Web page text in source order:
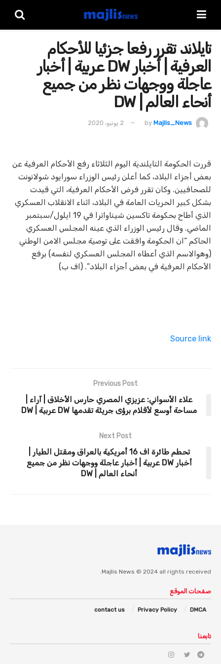
تايلاند تقرر رفعا جزئيا للأحكام
العرفية | أخبار DW عربية | أخبار
عاجلة ووجهات نظر من جميع
أنحاء العالم | DW
by Majlis_News 2 يونيو، 2020
قررت الحكومة التايلندية اليوم الثلاثاء رفع الأحكام العرفية عن
بعض أجزاء البلاد، كما أعلن رئيس الوزراء سورايود شولانونت
للصحافيين. وكان تقرر فرض الأحكام العرفية، التي قيدت
بشكل كبير الحريات العامة في البلاد، اثناء الانقلاب العسكري
الذي أطاح بحكومة تاكسين شيناواترا في 19 ايلول/سبتمبر
الماضي. وقال رئيس الوزراء الذي عينه المجلس العسكري
الحاكم “ان الحكومة وافقت على توصية مجلس الامن الوطني
(وهوالاسم الذي أعطاه المجلس العسكري لنفسه) برفع
الأحكام العرفية في بعض أجزاء البلاد”. (اف ب)
Source link
Previous Post
علاء الأسواني: عزيزي المصري حارس الأخلاق | آراء |
مساحة أوسع لأقلام برؤى جريئة تقدمها DW عربية | DW
Next Post
تحطم طائرة اف 16 أمريكية بالعراق ومقتل الطيار |
أخبار DW عربية | أخبار عاجلة ووجهات نظر من جميع
أنحاء العالم | DW
Majlis News © 2024 all rights received.
صفحات الموقع
DMCA
Privacy Policy
contact us
تابعنا